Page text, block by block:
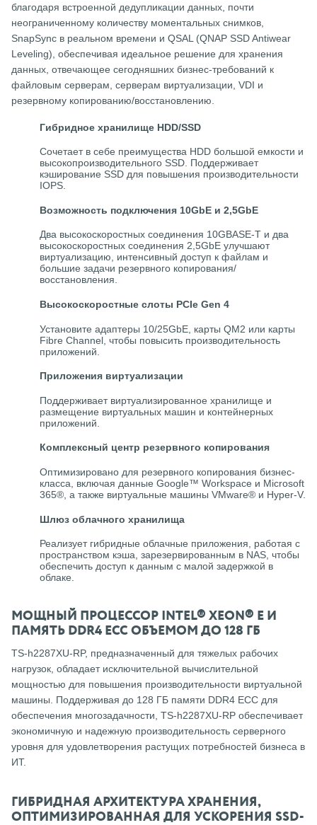
благодаря встроенной дедупликации данных, почти
неограниченному количеству моментальных снимков,
SnapSync в реальном времени и QSAL (QNAP SSD Antiwear
Leveling), обеспечивая идеальное решение для хранения
данных, отвечающее сегодняшних бизнес-требований к
файловым серверам, серверам виртуализации, VDI и
резервному копированию/восстановлению.
Гибридное хранилище HDD/SSD
Сочетает в себе преимущества HDD большой емкости и
высокопроизводительного SSD. Поддерживает
кэширование SSD для повышения производительности
IOPS.
Возможность подключения 10GbE и 2,5GbE
Два высокоскоростных соединения 10GBASE-T и два
высокоскоростных соединения 2,5GbE улучшают
виртуализацию, интенсивный доступ к файлам и
большие задачи резервного копирования/
восстановления.
Высокоскоростные слоты PCIe Gen 4
Установите адаптеры 10/25GbE, карты QM2 или карты
Fibre Channel, чтобы повысить производительность
приложений.
Приложения виртуализации
Поддерживает виртуализированное хранилище и
размещение виртуальных машин и контейнерных
приложений.
Комплексный центр резервного копирования
Оптимизировано для резервного копирования бизнес-
класса, включая данные Google™ Workspace и Microsoft
365®, а также виртуальные машины VMware® и Hyper-V.
Шлюз облачного хранилища
Реализует гибридные облачные приложения, работая с
пространством кэша, зарезервированным в NAS, чтобы
обеспечить доступ к данным с малой задержкой в ​​
облаке.
МОЩНЫЙ ПРОЦЕССОР INTEL® XEON® E И
ПАМЯТЬ DDR4 ECC ОБЪЕМОМ ДО 128 ГБ
TS-h2287XU-RP, предназначенный для тяжелых рабочих
нагрузок, обладает исключительной вычислительной
мощностью для повышения производительности виртуальной
машины. Поддерживая до 128 ГБ памяти DDR4 ECC для
обеспечения многозадачности, TS-h2287XU-RP обеспечивает
экономичную и надежную производительность серверного
уровня для удовлетворения растущих потребностей бизнеса в
ИТ.
ГИБРИДНАЯ АРХИТЕКТУРА ХРАНЕНИЯ,
ОПТИМИЗИРОВАННАЯ ДЛЯ УСКОРЕНИЯ SSD-